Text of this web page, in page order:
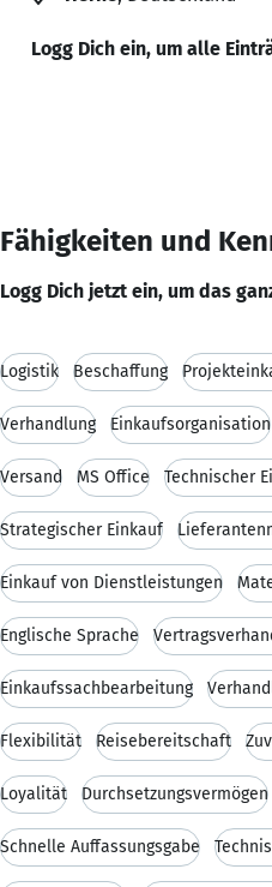
Logg Dich ein, um alle
Fähigkeiten und
Logg Dich jetzt ein, um das
Logistik Beschaffung
Verhandlung Einkaufsorganisation
Versand MS Office Technischer
Strategischer Einkauf
Einkauf von Dienstleistungen
Englische Sprache
Einkaufssachbearbeitung
Flexibilität Reisebereitschaft
Loyalität Durchsetzungsvermögen
Schnelle Auffassungsgabe